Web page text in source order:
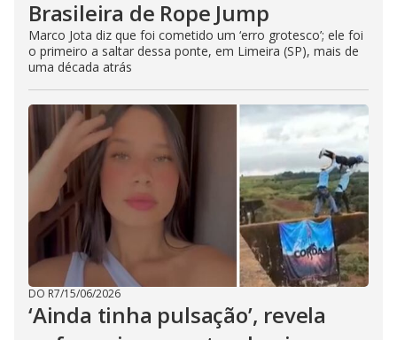
Brasileira de Rope Jump
Marco Jota diz que foi cometido um ‘erro grotesco’; ele foi
o primeiro a saltar dessa ponte, em Limeira (SP), mais de
uma década atrás
DO R7/15/06/2026
‘Ainda tinha pulsação’, revela